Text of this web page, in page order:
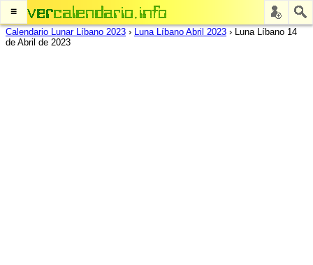
≡
Calendario Lunar Líbano 2023 › Luna Líbano Abril 2023 › Luna Líbano 14
de Abril de 2023